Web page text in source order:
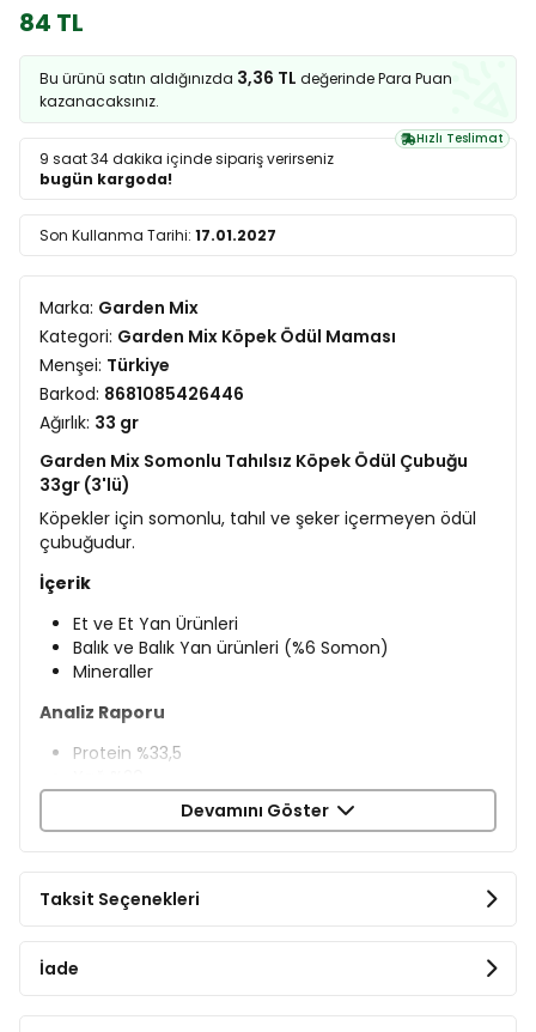
84 TL
Bu ürünü satın aldığınızda 3,36 TL değerinde Para Puan
kazanacaksınız.
Hızlı Teslimat
9 saat 34 dakika içinde sipariş verirseniz
bugün kargoda!
Son Kullanma Tarihi: 17.01.2027
Marka: Garden Mix
Kategori: Garden Mix Köpek Ödül Maması
Menşei: Türkiye
Barkod: 8681085426446
Ağırlık: 33 gr
Garden Mix Somonlu Tahılsız Köpek Ödül Çubuğu
33gr (3'lü)
Köpekler için somonlu, tahıl ve şeker içermeyen ödül
çubuğudur.
İçerik
Et ve Et Yan Ürünleri
​Balık ve Balık Yan ürünleri (%6 Somon)
Mineraller
Analiz Raporu
Protein %33,5
Ham Lif %2
Besleme Önerisi
geçmez.
Devamını Göster
Taksit Seçenekleri
İade